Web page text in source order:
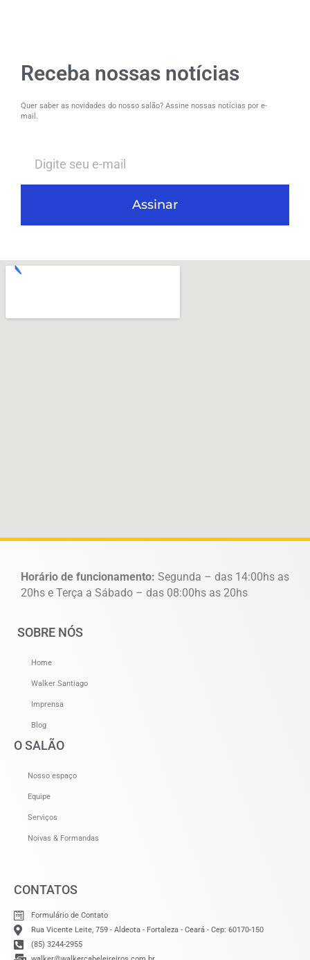
Receba nossas notícias
Quer saber as novidades do nosso salão? Assine nossas notícias por e-
mail.
Assinar
Horário de funcionamento: Segunda – das 14:00hs as
20hs e Terça a Sábado – das 08:00hs as 20hs
SOBRE NÓS
Home
Walker Santiago
Imprensa
Blog
O SALÃO
Nosso espaço
Equipe
Serviços
Noivas & Formandas
CONTATOS
Formulário de Contato
Rua Vicente Leite, 759 - Aldeota - Fortaleza - Ceará - Cep: 60170-150
(85) 3244-2955